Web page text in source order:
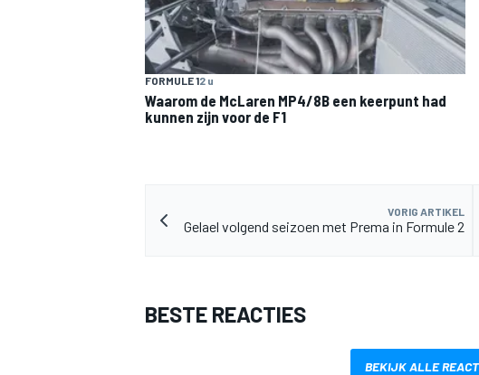
FORMULE 12 u
Waarom de McLaren MP4/8B een keerpunt had
kunnen zijn voor de F1
VORIG ARTIKEL
Gelael volgend seizoen met Prema in Formule 2
BESTE REACTIES
BEKIJK ALLE